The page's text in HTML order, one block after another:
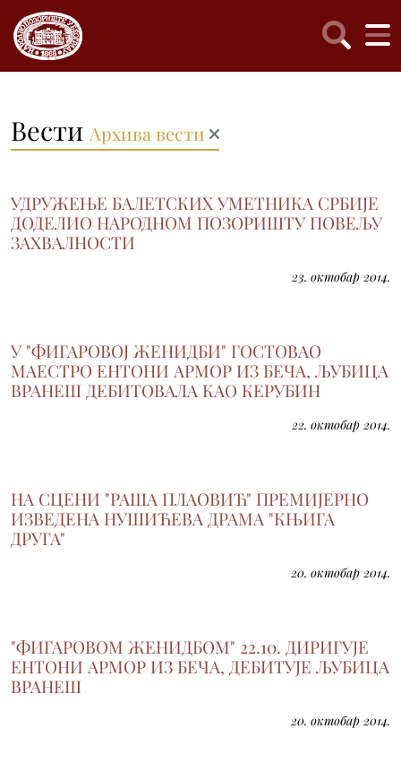
Вести Архива вести
УДРУЖЕЊЕ БАЛЕТСКИХ УМЕТНИКА СРБИЈЕ
ДОДЕЛИО НАРОДНОМ ПОЗОРИШТУ ПОВЕЉУ
ЗАХВАЛНОСТИ
23. октобар 2014.
У "ФИГАРОВОЈ ЖЕНИДБИ" ГОСТОВАО
МАЕСТРО ЕНТОНИ АРМОР ИЗ БЕЧА, ЉУБИЦА
ВРАНЕШ ДЕБИТОВАЛА КАО КЕРУБИН
22. октобар 2014.
НА СЦЕНИ "РАША ПЛАОВИЋ" ПРЕМИЈЕРНО
ИЗВЕДЕНА НУШИЋЕВА ДРАМА "КЊИГА
ДРУГА"
20. октобар 2014.
"ФИГАРОВОМ ЖЕНИДБОМ" 22.10. ДИРИГУЈЕ
ЕНТОНИ АРМОР ИЗ БЕЧА, ДЕБИТУЈЕ ЉУБИЦА
ВРАНЕШ
20. октобар 2014.